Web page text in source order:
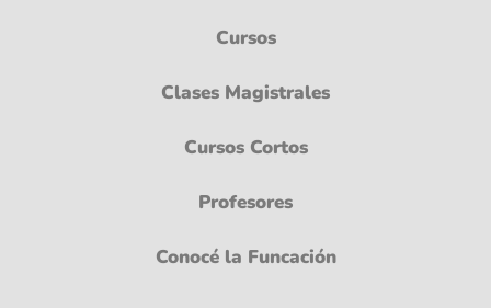
Cursos
Clases Magistrales
Cursos Cortos
Profesores
Conocé la Funcación